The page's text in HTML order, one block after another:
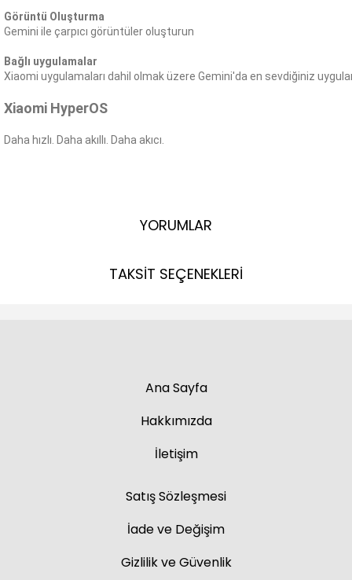
Görüntü Oluşturma
Gemini ile çarpıcı görüntüler oluşturun
Bağlı uygulamalar
Xiaomi uygulamaları dahil olmak üzere Gemini'da en sevdiğiniz
Xiaomi HyperOS
Daha hızlı. Daha akıllı. Daha akıcı.
YORUMLAR
TAKSİT SEÇENEKLERİ
Ana Sayfa
Hakkımızda
İletişim
Satış Sözleşmesi
İade ve Değişim
Gizlilik ve Güvenlik